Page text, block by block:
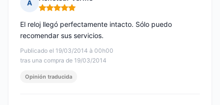
A
Nota: 5 de 5
Publicado el 19/03/2014 à 00h00
tras una compra de 19/03/2014
El reloj llegó perfectamente intacto. Sólo puedo
recomendar sus servicios.
Opinión traducida